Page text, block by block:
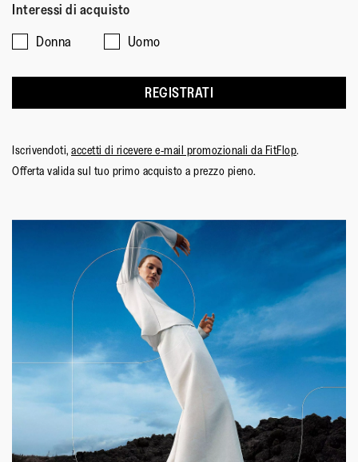
Interessi di acquisto
Donna
Uomo
REGISTRATI
Iscrivendoti, accetti di ricevere e-mail promozionali da FitFlop.
Offerta valida sul tuo primo acquisto a prezzo pieno.